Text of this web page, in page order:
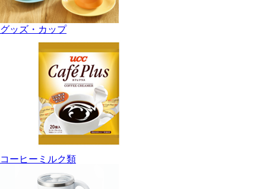
グッズ・カップ
コーヒーミルク類